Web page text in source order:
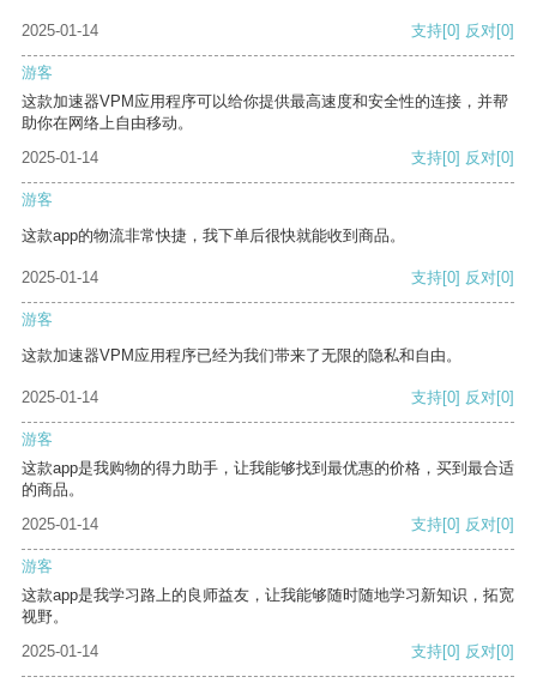
2025-01-14 支持[0] 反对[0]
游客
这款加速器VPM应用程序可以给你提供最高速度和安全性的连接，并帮
助你在网络上自由移动。
2025-01-14
支持[0] 反对[0]
游客
这款app的物流非常快捷，我下单后很快就能收到商品。
2025-01-14 支持[0] 反对[0]
游客
这款加速器VPM应用程序已经为我们带来了无限的隐私和自由。
2025-01-14 支持[0] 反对[0]
游客
这款app是我购物的得力助手，让我能够找到最优惠的价格，买到最合适
的商品。
2025-01-14
支持[0] 反对[0]
游客
这款app是我学习路上的良师益友，让我能够随时随地学习新知识，拓宽
视野。
2025-01-14
支持[0] 反对[0]